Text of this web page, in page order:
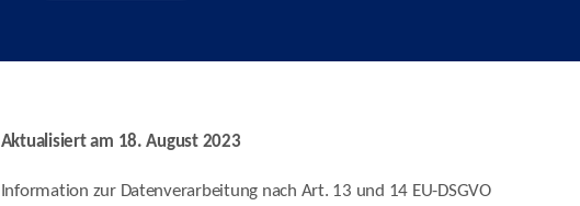
Aktualisiert am 18. August 2023
Information zur Datenverarbeitung nach Art. 13 und 14 EU-DSGVO